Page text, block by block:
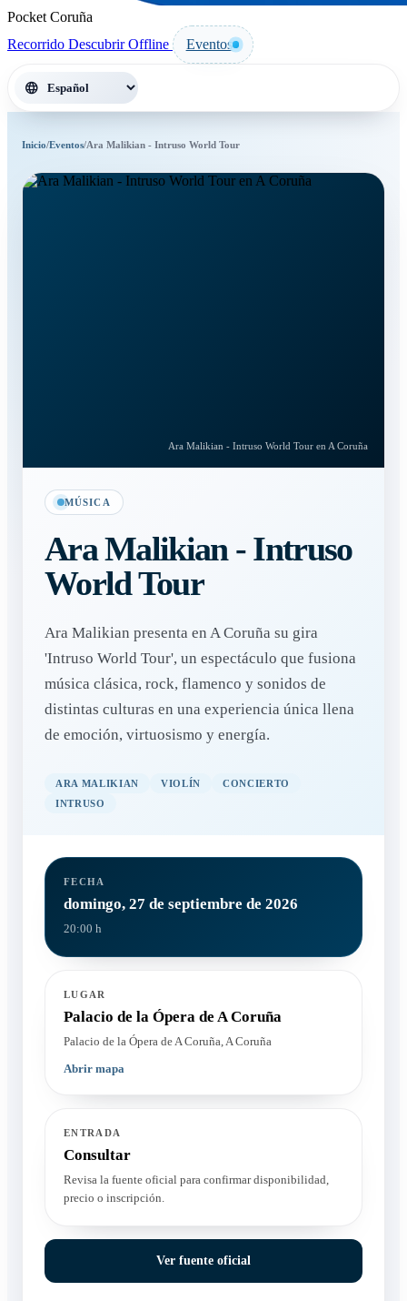
Pocket Coruña
Recorrido DescubrirOffline Eventos
language
Inicio/Eventos/Ara Malikian - Intruso World Tour
MÚSICA
Ara Malikian - Intruso
World Tour
Ara Malikian presenta en A Coruña su gira
'Intruso World Tour', un espectáculo que fusiona
música clásica, rock, flamenco y sonidos de
distintas culturas en una experiencia única llena
de emoción, virtuosismo y energía.
ARA MALIKIAN VIOLÍN
CONCIERTO
INTRUSO
Ara Malikian - Intruso World Tour en A Coruña
FECHA
domingo, 27 de septiembre de 2026
20:00 h
LUGAR
Palacio de la Ópera de A Coruña
Palacio de la Ópera de A Coruña, A Coruña
Abrir mapa
ENTRADA
Consultar
Revisa la fuente oficial para confirmar disponibilidad,
precio o inscripción.
Ver fuente oficial